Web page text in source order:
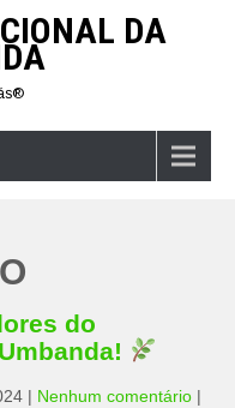
DA
do
| Nenhum comentário |